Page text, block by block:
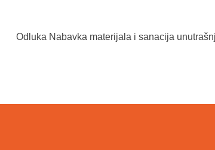
Odluka Nabavka materijala i sanacija